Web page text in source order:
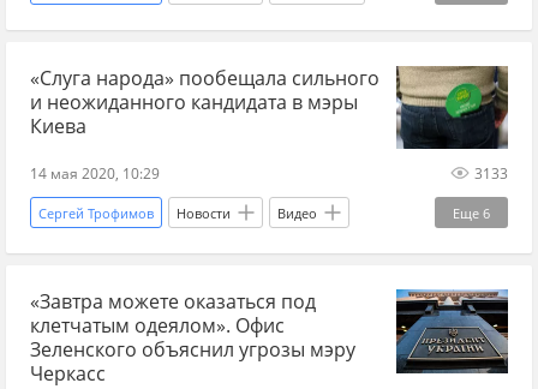
Офис президента Андрей Ермак
«Слуга народа» пообещала сильного
и неожиданного кандидата в мэры
Киева
14 мая 2020, 10:29 3133
Еще 6
Сергей Трофимов Новости Видео
выборы мэр Киев Виталий Кличко
Слуга народа Офис президента
«Завтра можете оказаться под
клетчатым одеялом». Офис
Зеленского объяснил угрозы мэру
Черкасс